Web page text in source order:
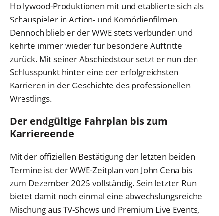
Hollywood-Produktionen mit und etablierte sich als
Schauspieler in Action- und Komödienfilmen.
Dennoch blieb er der WWE stets verbunden und
kehrte immer wieder für besondere Auftritte
zurück. Mit seiner Abschiedstour setzt er nun den
Schlusspunkt hinter eine der erfolgreichsten
Karrieren in der Geschichte des professionellen
Wrestlings.
Der endgültige Fahrplan bis zum
Karriereende
Mit der offiziellen Bestätigung der letzten beiden
Termine ist der WWE-Zeitplan von John Cena bis
zum Dezember 2025 vollständig. Sein letzter Run
bietet damit noch einmal eine abwechslungsreiche
Mischung aus TV-Shows und Premium Live Events,